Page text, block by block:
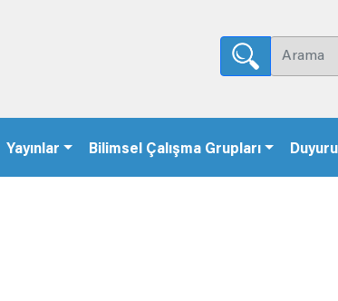
Yayınlar Bilimsel Çalışma Grupları